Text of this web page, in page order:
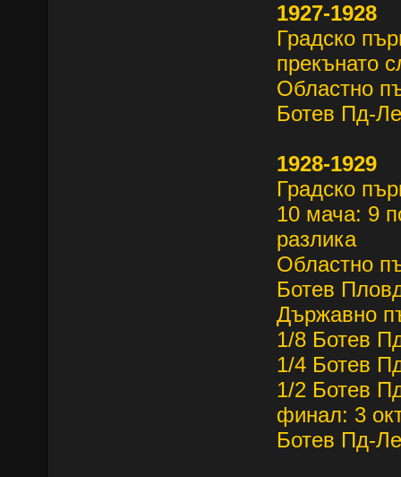
1927-1928
Градско
прекънато
Областно
Ботев Пд-
1928-1929
Градско
10 мача: 9
разлика
Областно
Ботев
Държавно
1/8 Ботев
1/4 Ботев
1/2 Ботев
финал: 3
Ботев Пд-